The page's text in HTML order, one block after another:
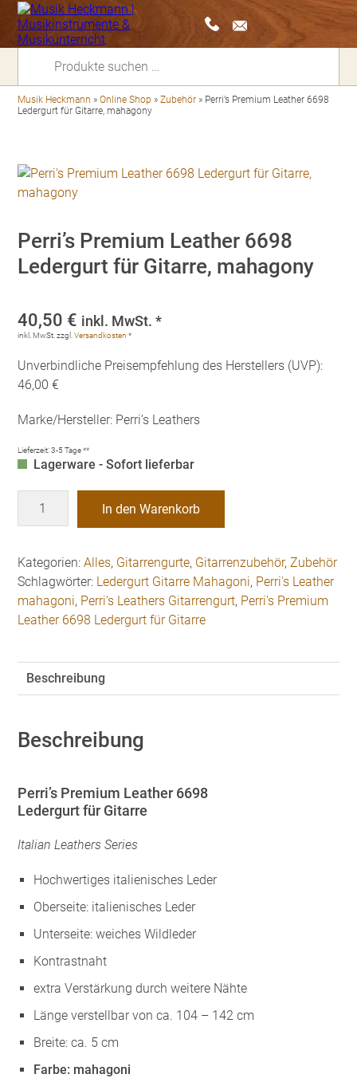
Musik Heckmann »Online Shop »Zubehör » Perri’s Premium Leather 6698
Ledergurt für Gitarre, mahagony
Perri’s Premium Leather 6698
Ledergurt für Gitarre, mahagony
40,50 € inkl. MwSt. *
inkl. MwSt. zzgl.Versandkosten *
Unverbindliche Preisempfehlung des Herstellers (UVP):
46,00 €
Marke/Hersteller: Perri’s Leathers
Lieferzeit:3-5 Tage **
Lagerware - Sofort lieferbar
Premium
6698
Ledergurt
für
Gitarre,
In den Warenkorb
Kategorien:Alles, Gitarrengurte, Gitarrenzubehör,Zubehör
Schlagwörter: Ledergurt Gitarre Mahagoni, Perri's Leather
mahagoni, Perri's Leathers Gitarrengurt, Perri's Premium
Leather 6698 Ledergurt für Gitarre
Beschreibung
Beschreibung
Perri’s Premium Leather 6698
Ledergurt für Gitarre
Italian Leathers Series
Hochwertiges italienisches Leder
Oberseite: italienisches Leder
Unterseite: weiches Wildleder
Kontrastnaht
extra Verstärkung durch weitere Nähte
Länge verstellbar von ca. 104 – 142 cm
Breite: ca. 5 cm
Farbe: mahagoni